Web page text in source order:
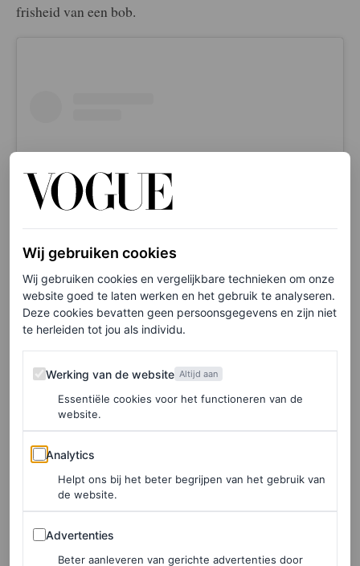
frisheid van een bob.
View this post on Instagram
Wij gebruiken cookies
Wij gebruiken cookies en vergelijkbare technieken om onze
website goed te laten werken en het gebruik te analyseren.
Deze cookies bevatten geen persoonsgegevens en zijn niet
te herleiden tot jou als individu.
Werking van de website
Werking van de website Altijd aan
Essentiële cookies voor het functioneren van de
website.
Analytics
Analytics
Helpt ons bij het beter begrijpen van het gebruik van
de website.
Advertenties
Advertenties
Beter aanleveren van gerichte advertenties door